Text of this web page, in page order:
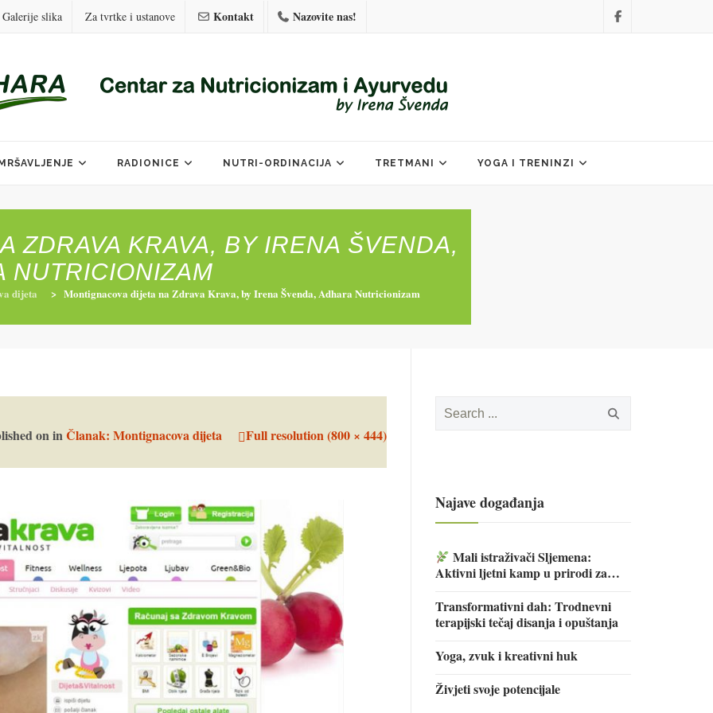
Galerije slika Za tvrtke i ustanove Kontakt Nazovite nas!
RADIONICE NUTRI-ORDINACIJA TRETMANI YOGA I TRENINZI
ZDRAVA KRAVA, BY IRENA ŠVENDA,
NUTRICIONIZAM
dijeta > Montignacova dijeta na Zdrava Krava, by Irena Švenda, Adhara Nutricionizam
oninČlanak: Montignacova dijeta Full resolution (800 × 444)
for:
Najave događanja
Mali istraživači Sljemena:
Aktivni ljetni kamp u prirodi za
Transformativni dah: Trodnevni
terapijski tečaj disanja i opuštanja
Yoga, zvuk i kreativni huk
Živjeti svoje potencijale